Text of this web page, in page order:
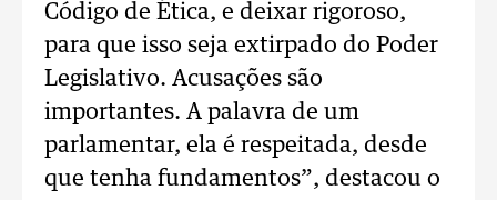
Código de Ética, e deixar rigoroso,
para que isso seja extirpado do Poder
Legislativo. Acusações são
importantes. A palavra de um
parlamentar, ela é respeitada, desde
que tenha fundamentos”, destacou o